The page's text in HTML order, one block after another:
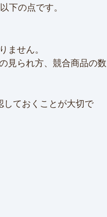
下の点です。
せん。
見られ方、競合商品の数
ておくことが大切で